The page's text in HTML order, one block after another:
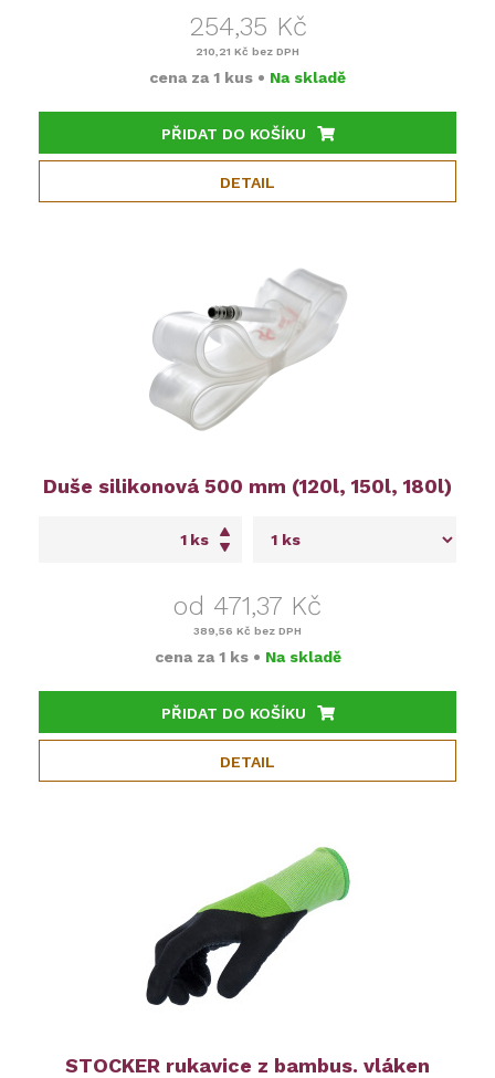
254,35 Kč
210,21 Kč bez DPH
cena za 1 kus • Na skladě
PŘIDAT DO KOŠÍKU
DETAIL
Duše silikonová 500 mm (120l, 150l, 180l)
ks
od 471,37 Kč
389,56 Kč bez DPH
cena za 1 ks • Na skladě
PŘIDAT DO KOŠÍKU
DETAIL
STOCKER rukavice z bambus. vláken